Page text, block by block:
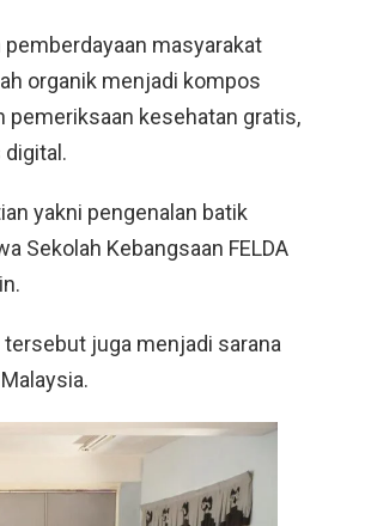
masyarakat
organik menjadi kompos
pemeriksaan kesehatan gratis,
yakni pengenalan batik
Sekolah Kebangsaan FELDA
juga menjadi sarana